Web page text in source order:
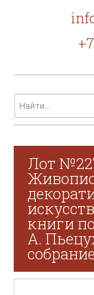
Лот
книги
А.